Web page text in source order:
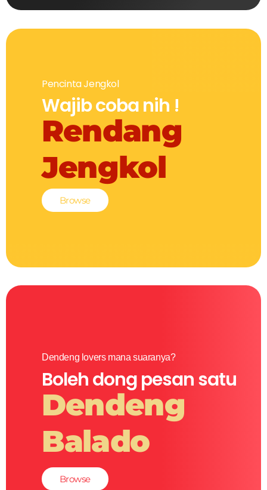
Pencinta Jengkol
Wajib coba nih !
Rendang
Jengkol
Browse
Dendeng lovers mana suaranya?
Boleh dong pesan satu
Dendeng
Balado
Browse